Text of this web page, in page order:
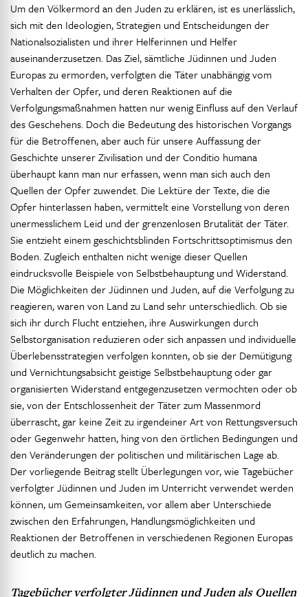
Um den Völkermord an den Juden zu erklären, ist es unerlässlich,
sich mit den Ideologien, Strategien und Entscheidungen der
Nationalsozialisten und ihrer Helferinnen und Helfer
auseinanderzusetzen. Das Ziel, sämtliche Jüdinnen und Juden
Europas zu ermorden, verfolgten die Täter unabhängig vom
Verhalten der Opfer, und deren Reaktionen auf die
Verfolgungsmaßnahmen hatten nur wenig Einfluss auf den Verlauf
des Geschehens. Doch die Bedeutung des historischen Vorgangs
für die Betroffenen, aber auch für unsere Auffassung der
Geschichte unserer Zivilisation und der Conditio humana
überhaupt kann man nur erfassen, wenn man sich auch den
Quellen der Opfer zuwendet. Die Lektüre der Texte, die die
Opfer hinterlassen haben, vermittelt eine Vorstellung von deren
unermesslichem Leid und der grenzenlosen Brutalität der Täter.
Sie entzieht einem geschichtsblinden Fortschrittsoptimismus den
Boden. Zugleich enthalten nicht wenige dieser Quellen
eindrucksvolle Beispiele von Selbstbehauptung und Widerstand.
Die Möglichkeiten der Jüdinnen und Juden, auf die Verfolgung zu
reagieren, waren von Land zu Land sehr unterschiedlich. Ob sie
sich ihr durch Flucht entziehen, ihre Auswirkungen durch
Selbstorganisation reduzieren oder sich anpassen und individuelle
Überlebensstrategien verfolgen konnten, ob sie der Demütigung
und Vernichtungsabsicht geistige Selbstbehauptung oder gar
organisierten Widerstand entgegenzusetzen vermochten oder ob
sie, von der Entschlossenheit der Täter zum Massenmord
überrascht, gar keine Zeit zu irgendeiner Art von Rettungsversuch
oder Gegenwehr hatten, hing von den örtlichen Bedingungen und
den Veränderungen der politischen und militärischen Lage ab.
Der vorliegende Beitrag stellt Überlegungen vor, wie Tagebücher
verfolgter Jüdinnen und Juden im Unterricht verwendet werden
können, um Gemeinsamkeiten, vor allem aber Unterschiede
zwischen den Erfahrungen, Handlungsmöglichkeiten und
Reaktionen der Betroffenen in verschiedenen Regionen Europas
deutlich zu machen.
Tagebücher verfolgter Jüdinnen und Juden als Quellen